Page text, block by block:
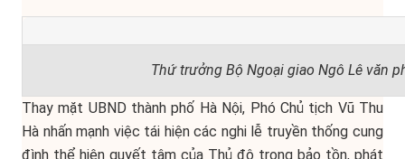
Thứ trưởng Bộ Ngoại giao Ngô Lê văn
Thay mặt UBND thành phố Hà Nội, Phó Chủ tịch Vũ Thu
Hà nhấn mạnh việc tái hiện các nghi lễ truyền thống cung
đình thể hiện quyết tâm của Thủ đô trong bảo tồn, phát